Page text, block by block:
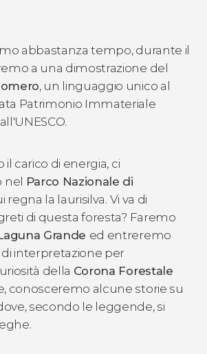
abbastanza tempo, durante il
a una dimostrazione del
, un linguaggio unico al
Patrimonio Immateriale
il carico di energia, ci
nel Parco Nazionale di
regna la laurisilva. Vi va di
di questa foresta? Faremo
Grande ed entreremo
interpretazione per
della Corona Forestale
conosceremo alcune storie su
secondo le leggende, si